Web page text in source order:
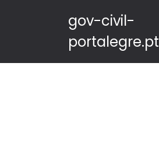
gov-civil-
portalegre.pt